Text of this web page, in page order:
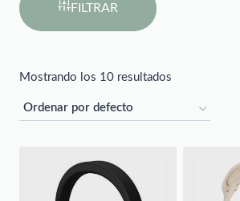
FILTRAR
Mostrando los 10 resultados